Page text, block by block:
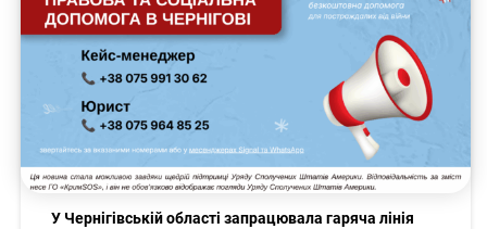
У Чернігівській області запрацювала гаряча лінія